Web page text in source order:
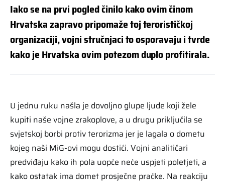
Iako se na prvi pogled činilo kako ovim činom
Hrvatska zapravo pripomaže toj terorističkoj
organizaciji, vojni stručnjaci to osporavaju i tvrde
kako je Hrvatska ovim potezom duplo profitirala.
U jednu ruku našla je dovoljno glupe ljude koji žele
kupiti naše vojne zrakoplove, a u drugu priključila se
svjetskoj borbi protiv terorizma jer je lagala o dometu
kojeg naši MiG-ovi mogu dostići. Vojni analitičari
predviđaju kako ih pola uopće neće uspjeti poletjeti, a
kako ostatak ima domet prosječne praćke. Na reakciju